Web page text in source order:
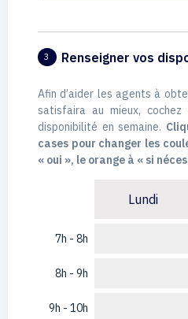
3 Renseigner vos
Afin d’aider les agents à
satisfaira au mieux,
disponibilité en semaine.
cases pour changer les
« oui », le orange à « si
7h - 8h
8h - 9h
9h - 10h
Lundi